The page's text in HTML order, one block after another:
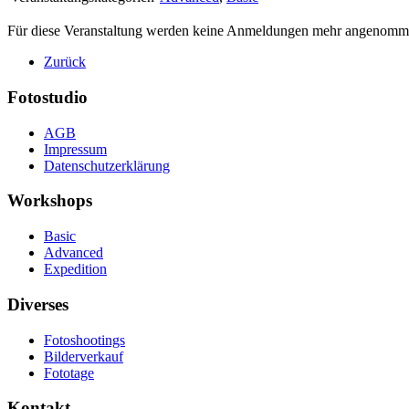
Für diese Veranstaltung werden keine Anmeldungen mehr
Zurück
Fotostudio
AGB
Impressum
Datenschutzerklärung
Workshops
Basic
Advanced
Expedition
Diverses
Fotoshootings
Bilderverkauf
Fototage